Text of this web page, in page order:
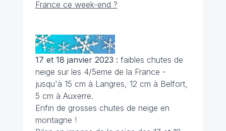
France ce week-end ?
17 et 18 janvier 2023 : faibles chutes de
neige sur les 4/5eme de la France -
jusqu'à 15 cm à Langres, 12 cm à Belfort,
5 cm à Auxerre.
Enfin de grosses chutes de neige en
montagne !